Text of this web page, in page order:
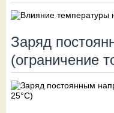
Заряд
(ограничение